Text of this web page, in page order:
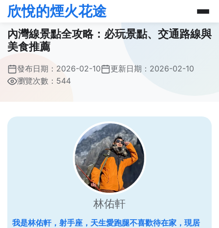
欣悅的煙火花途
內灣線景點全攻略：必玩景點、交通路線與
美食推薦
發布日期： 2026-02-10 更新日期： 2026-02-10
瀏覽次數：544
林佑軒
我是林佑軒，射手座，天生愛跑腿不喜歡待在家，現居